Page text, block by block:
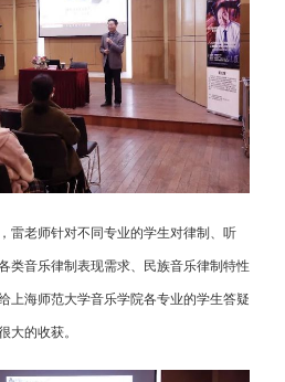
雷老师针对不同专业的学生对律制、听
类音乐律制表现需求、民族音乐律制特性
上海师范大学音乐学院各专业的学生答疑
的收获。